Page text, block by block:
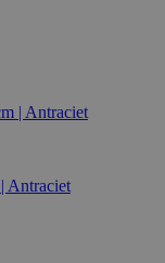
Antraciet